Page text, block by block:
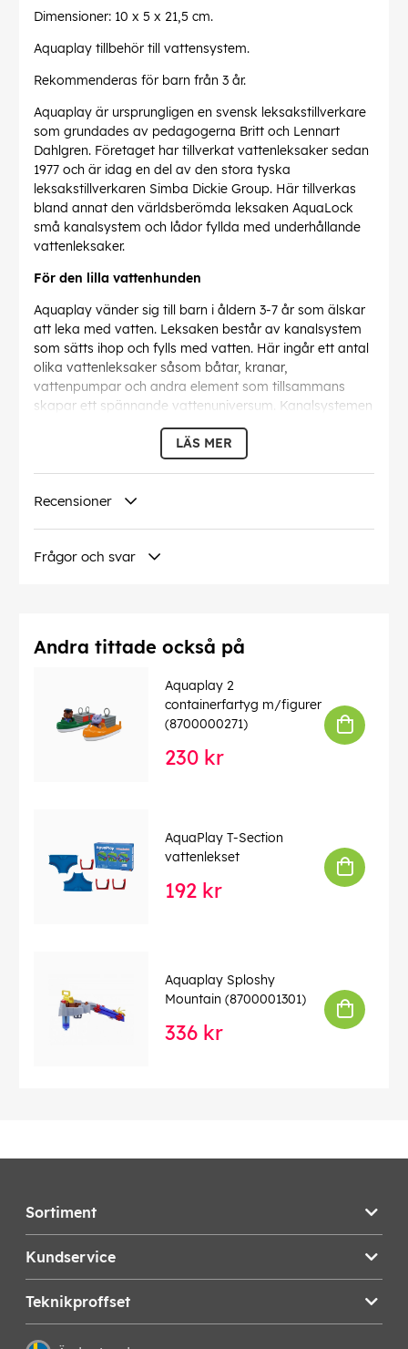
Dimensioner: 10 x 5 x 21,5 cm.
Aquaplay tillbehör till vattensystem.
Rekommenderas för barn från 3 år.
Aquaplay är ursprungligen en svensk leksakstillverkare
som grundades av pedagogerna Britt och Lennart
Dahlgren. Företaget har tillverkat vattenleksaker sedan
1977 och är idag en del av den stora tyska
leksakstillverkaren Simba Dickie Group. Här tillverkas
bland annat den världsberömda leksaken AquaLock
små kanalsystem och lådor fyllda med underhållande
vattenleksaker.
För den lilla vattenhunden
Aquaplay vänder sig till barn i åldern 3-7 år som älskar
att leka med vatten. Leksaken består av kanalsystem
som sätts ihop och fylls med vatten. Här ingår ett antal
olika vattenleksaker såsom båtar, kranar,
vattenpumpar och andra element som tillsammans
skapar ett spännande vattenuniversum. Kanalsystemen
kan byggas ihop i det oändliga och uppmuntrar barnet
till att tänka stort och kreativt.
Denna text har översatts automatiskt, fel kan
7313400011341
EAN:
LÄS MER
Recensioner
Frågor och svar
Andra tittade också på
Aquaplay 2
containerfartyg m/figurer
(8700000271)
230 kr
AquaPlay T-Section
vattenlekset
192 kr
Aquaplay Sploshy
Mountain (8700001301)
336 kr
Sortiment
Kundservice
Teknikproffset